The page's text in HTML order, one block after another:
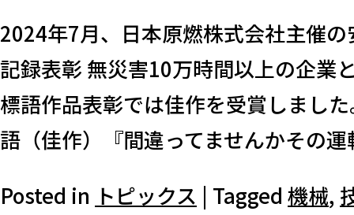
2024年7月、日本原燃株式会社主催
記録表彰 無災害10万時間以上の企業
標語作品表彰では佳作を受賞しまし
語（佳作）『間違ってませんかそ
Posted in トピックス | Tagged 機械,